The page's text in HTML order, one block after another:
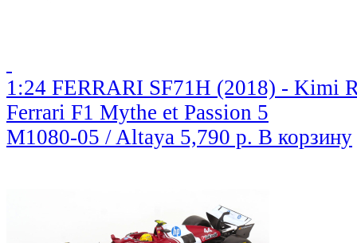
1:24 FERRARI SF71H (2018) - Kimi
Ferrari F1 Mythe et Passion 5
M1080-05 / Altaya 5,790 р. В корзину